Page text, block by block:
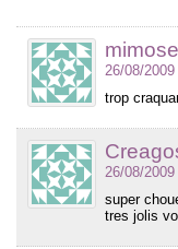
26/08/
trop
26/08/
super
tres jolis